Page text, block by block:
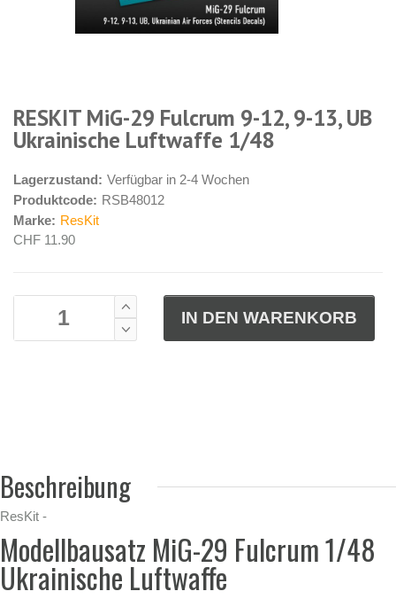
RESKIT MiG-29 Fulcrum 9-12, 9-13, UB
Ukrainische Luftwaffe 1/48
Lagerzustand: Verfügbar in 2-4 Wochen
Produktcode: RSB48012
Marke: ResKit
CHF 11.90
Beschreibung
ResKit -
Modellbausatz MiG-29 Fulcrum 1/48
Ukrainische Luftwaffe